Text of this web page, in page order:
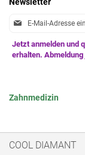
Newsletter
Anmeldung
Newsletter:
Zahnmedizin
COOL DIAMANT